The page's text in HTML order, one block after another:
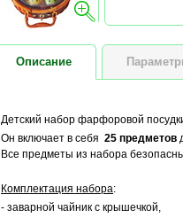
Описание
Детский набор фарфоровой
Он включает в себя 25 предметов
Все предметы из набора
Комплектация набора:
- заварной чайник с крышечкой,